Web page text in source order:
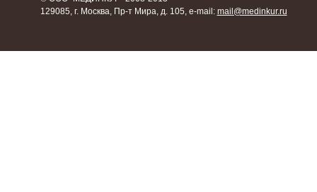
129085, г. Москва, Пр-т Мира, д. 105, e-mail: mail@medinkur.ru